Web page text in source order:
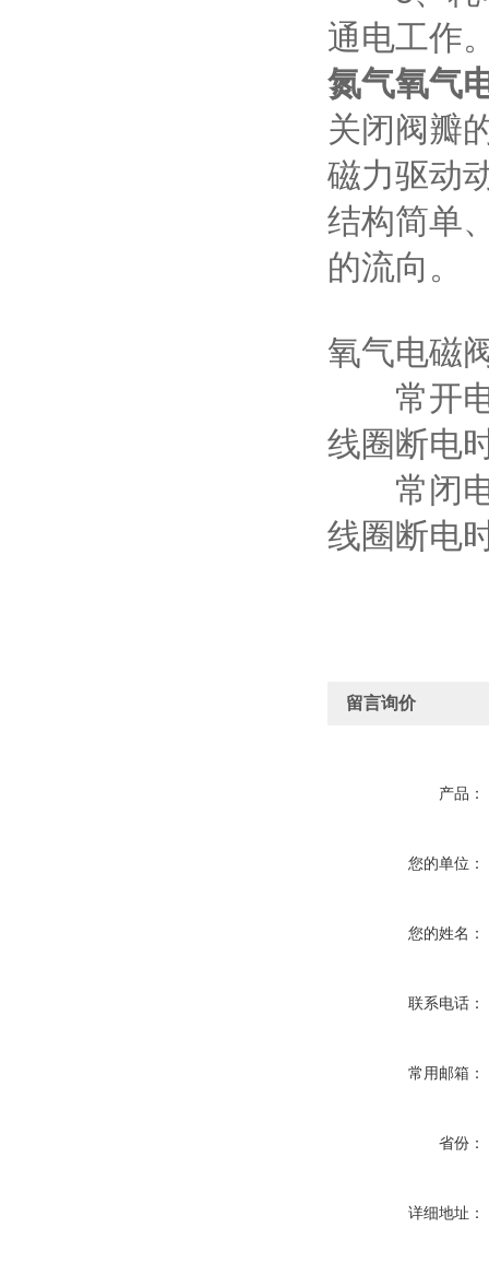
通电工作
氮气氧气
关闭阀瓣
磁力驱动
结构简单
的流向。
氧气电磁
常开电
线圈断电
常闭电
线圈断电
留言询价
产品：
您的单位：
您的姓名：
联系电话：
常用邮箱：
省份：
详细地址：